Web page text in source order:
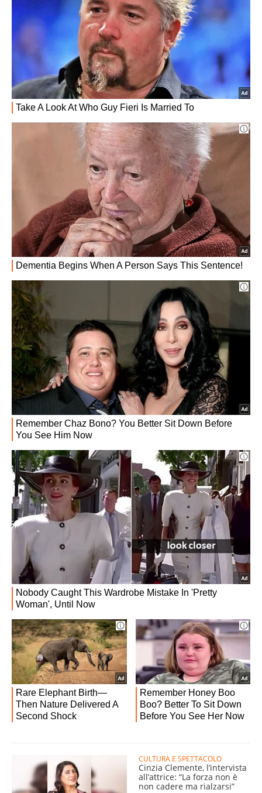
CULTURA E SPETTACOLO
Cinzia Clemente, l’intervista
all’attrice: “La forza non è
non cadere ma rialzarsi”